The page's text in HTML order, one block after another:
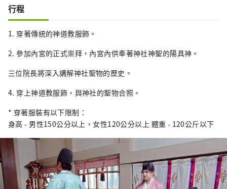
行程
1. 穿著傳統的神道教服飾。
2. 參加內宮的正式崇拜，內宮內供奉著神社神聖的陽具神。
三位院長將深入講解神社聖物的歷史。
4. 穿上神道教服飾，與神社的聖物合照。
* 穿著服裝有以下限制：
身高 - 男性150公分以上，女性120公分以上 體重 - 120公斤以下